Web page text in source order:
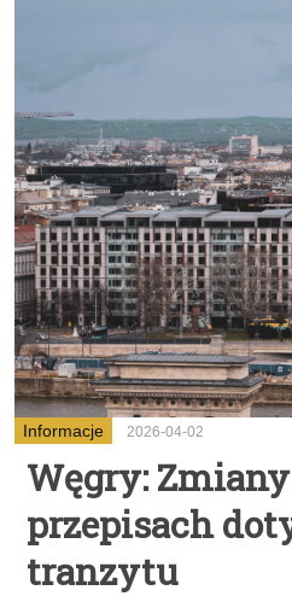
Informacje 2026-04-02
Węgry:
przepisach
tranzytu